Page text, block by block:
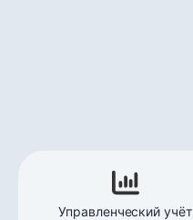
Управленческий учёт